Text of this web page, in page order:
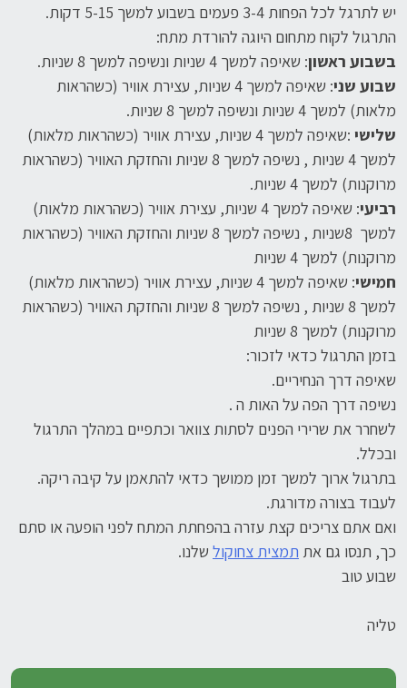
יש לתרגל לכל הפחות 3-4 פעמים בשבוע למשך 5-15 דקות.
התרגול לקוח מתחום היוגה להורדת מתח:
בשבוע ראשון: שאיפה למשך 4 שניות ונשיפה למשך 8 שניות.
שבוע שני
: שאיפה למשך 4 שניות, עצירת אוויר (כשהראות
מלאות) למשך 4 שניות ונשיפה למשך 8 שניות.
שלישי
:שאיפה למשך 4 שניות, עצירת אוויר (כשהראות מלאות)
למשך 4 שניות , נשיפה למשך 8 שניות והחזקת האוויר (כשהראות
מרוקנות) למשך 4 שניות.
רביעי
: שאיפה למשך 4 שניות, עצירת אוויר (כשהראות מלאות)
למשך 8שניות , נשיפה למשך 8 שניות והחזקת האוויר (כשהראות
מרוקנות) למשך 4 שניות
חמישי
: שאיפה למשך 4 שניות, עצירת אוויר (כשהראות מלאות)
למשך 8 שניות , נשיפה למשך 8 שניות והחזקת האוויר (כשהראות
מרוקנות) למשך 8 שניות
בזמן התרגול כדאי לזכור:
שאיפה דרך הנחיריים.
נשיפה דרך הפה על האות ה .
לשחרר את שרירי הפנים לסתות צוואר וכתפיים במהלך התרגול
ובכלל.
בתרגול ארוך למשך זמן ממושך כדאי להתאמן על קיבה ריקה.
לעבוד בצורה מדורגת.
ואם אתם צריכים קצת עזרה בהפחתת המתח לפני הופעה או סתם
כך, תנסו גם את תמצית צחוקול שלנו.
שבוע טוב
טליה